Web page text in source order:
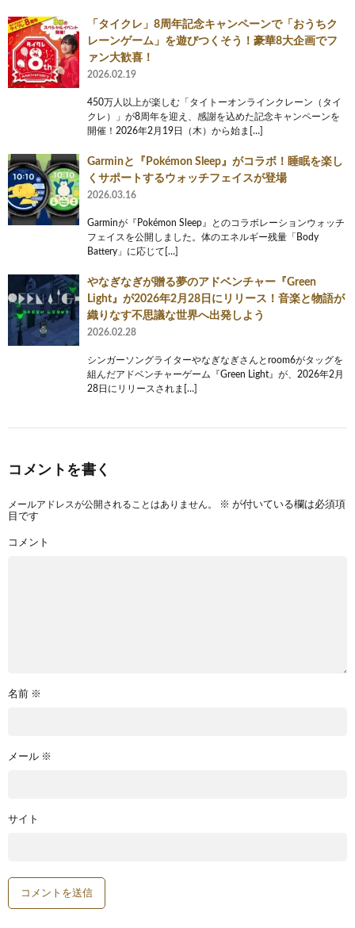
「タイクレ」8周年記念キャンペーンで「おうちク
レーンゲーム」を遊びつくそう！豪華8大企画でフ
ァン大歓喜！
2026.02.19
450万人以上が楽しむ「タイトーオンラインクレーン（タイ
クレ）」が8周年を迎え、感謝を込めた記念キャンペーンを
開催！2026年2月19日（木）から始ま[…]
Garminと『Pokémon Sleep』がコラボ！睡眠を楽し
くサポートするウォッチフェイスが登場
2026.03.16
Garminが『Pokémon Sleep』とのコラボレーションウォッチ
フェイスを公開しました。体のエネルギー残量「Body
Battery」に応じて[…]
やなぎなぎが贈る夢のアドベンチャー『Green
Light』が2026年2月28日にリリース！音楽と物語が
織りなす不思議な世界へ出発しよう
2026.02.28
シンガーソングライターやなぎなぎさんとroom6がタッグを
組んだアドベンチャーゲーム『Green Light』が、2026年2月
28日にリリースされま[…]
コメントを書く
メールアドレスが公開されることはありません。 ※ が付いている欄は必須項
目です
コメント
名前 ※
メール ※
サイト